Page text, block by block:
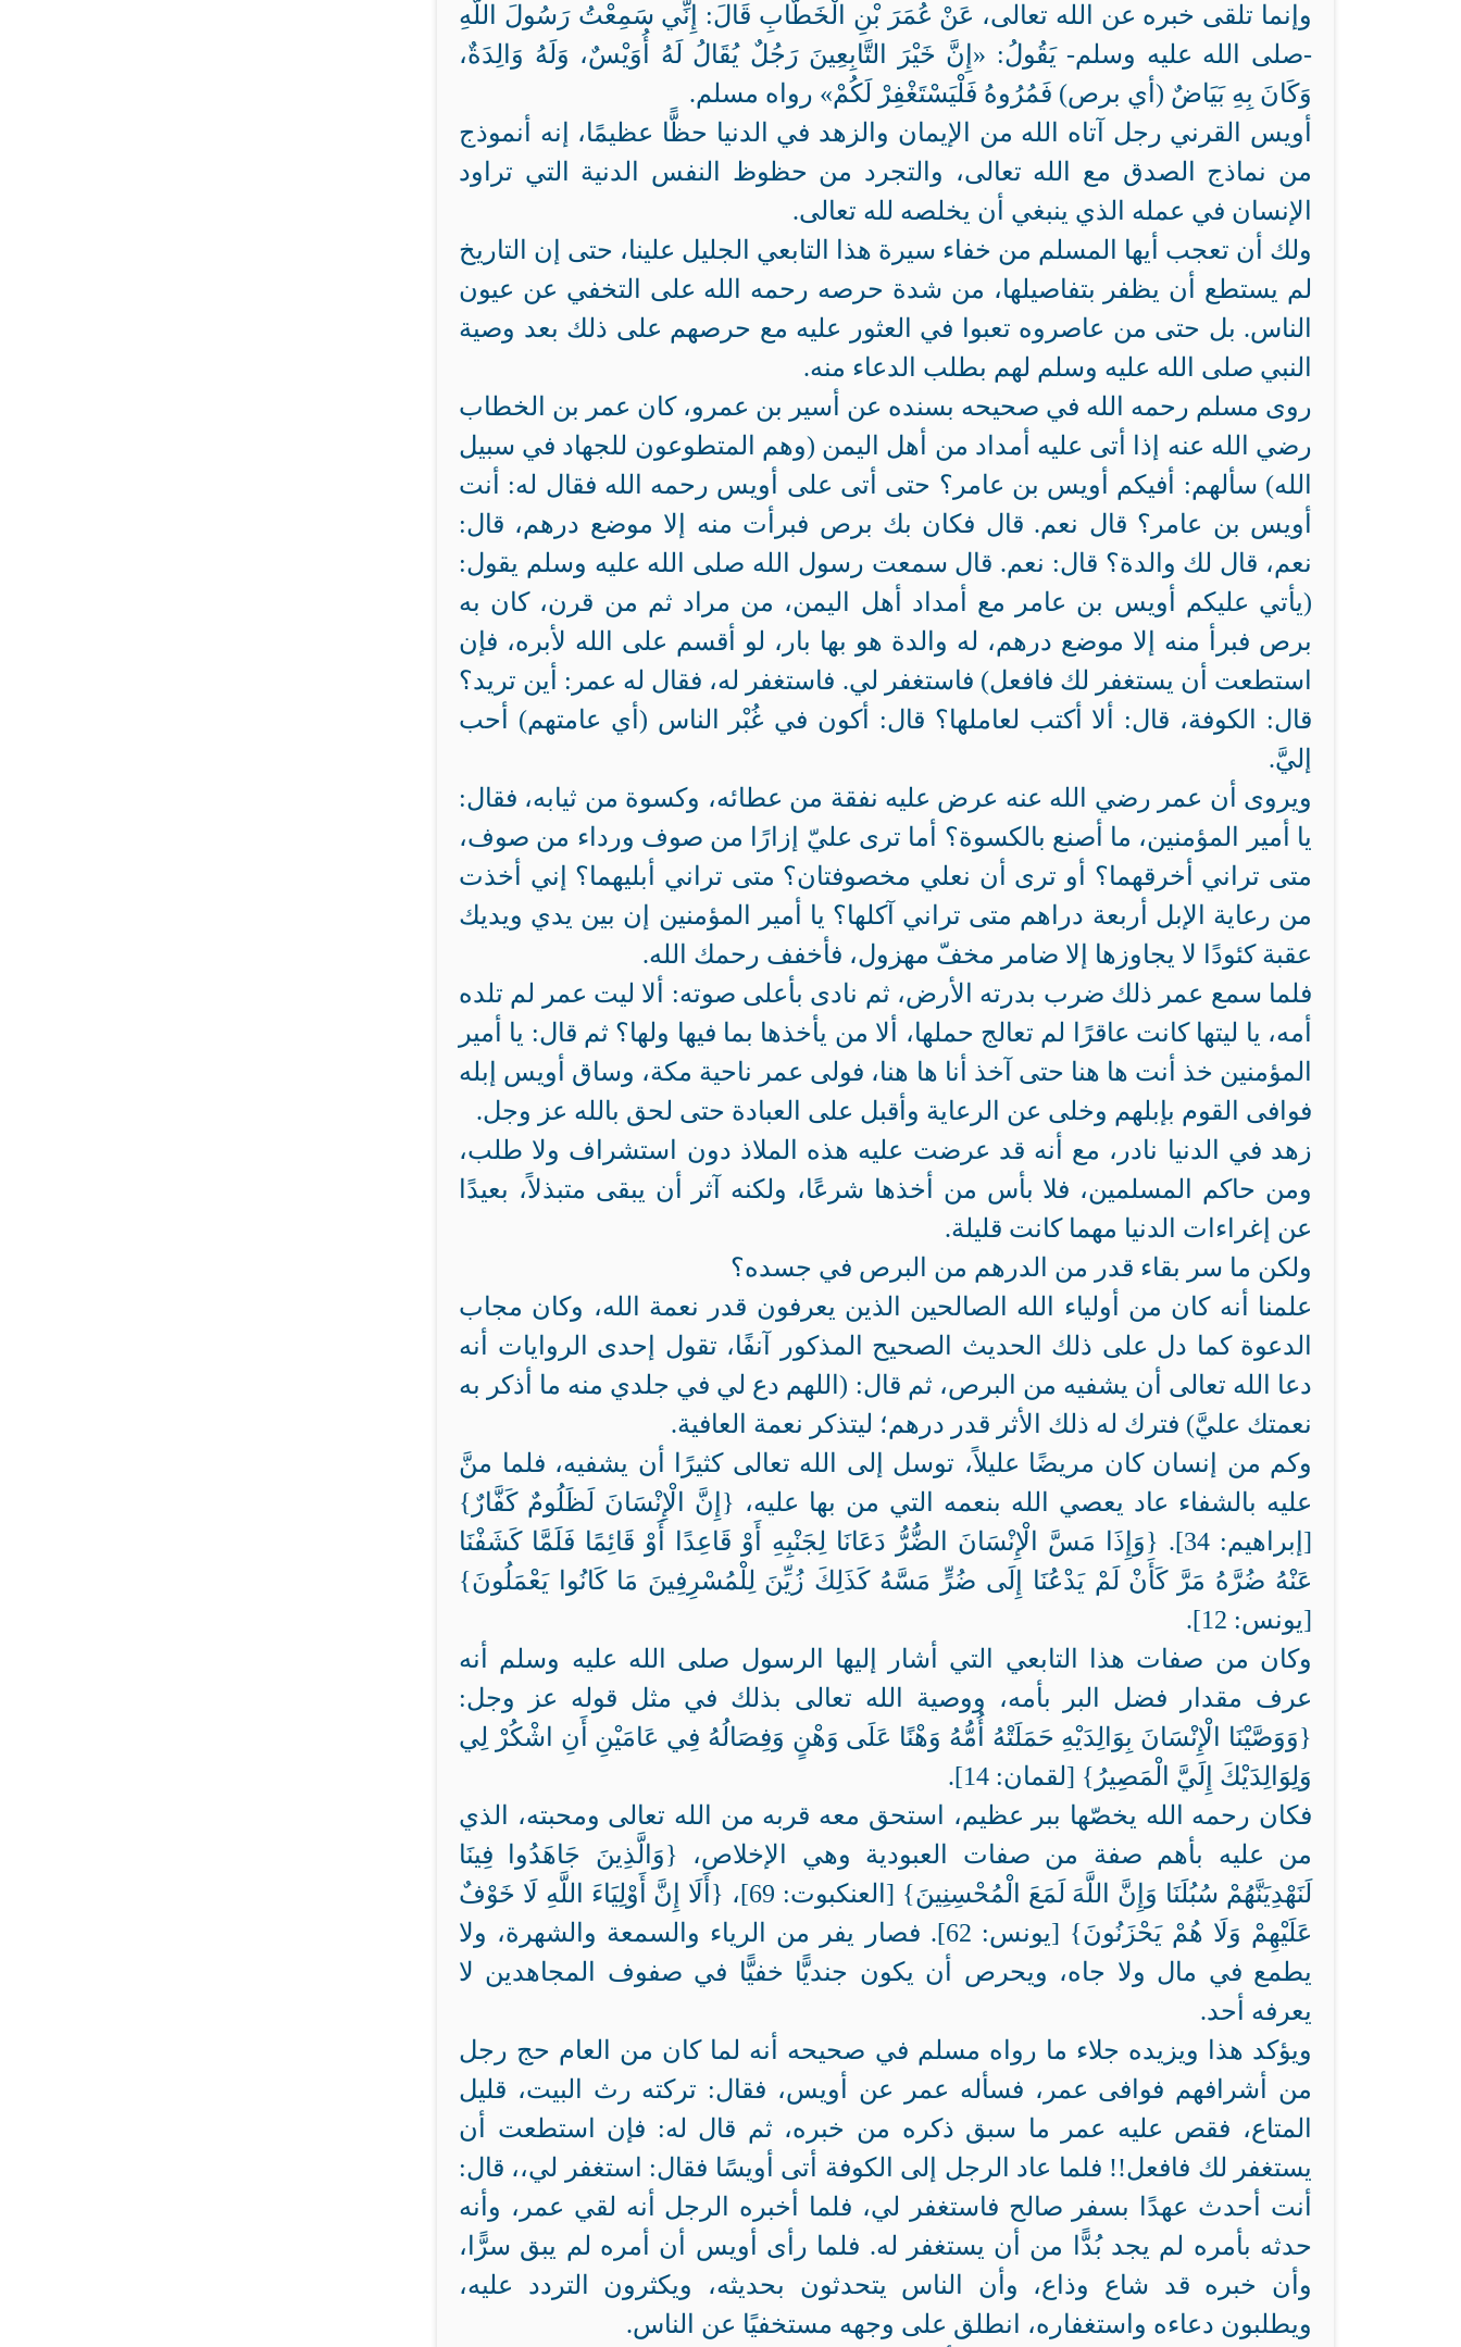
وإنما تلقى خبره عن الله تعالى، عَنْ عُمَرَ بْنِ الْخَطَّابِ قَالَ: إِنِّي سَمِعْتُ رَسُولَ اللَّهِ
-صلى الله عليه وسلم- يَقُولُ: «إِنَّ خَيْرَ التَّابِعِينَ رَجُلٌ يُقَالُ لَهُ أُوَيْسٌ، وَلَهُ وَالِدَةٌ،
وَكَانَ بِهِ بَيَاضٌ (أي برص) فَمُرُوهُ فَلْيَسْتَغْفِرْ لَكُمْ» رواه مسلم.
أويس القرني رجل آتاه الله من الإيمان والزهد في الدنيا حظًّا عظيمًا، إنه أنموذج
من نماذج الصدق مع الله تعالى، والتجرد من حظوظ النفس الدنية التي تراود
الإنسان في عمله الذي ينبغي أن يخلصه لله تعالى.
ولك أن تعجب أيها المسلم من خفاء سيرة هذا التابعي الجليل علينا، حتى إن التاريخ
لم يستطع أن يظفر بتفاصيلها، من شدة حرصه رحمه الله على التخفي عن عيون
الناس. بل حتى من عاصروه تعبوا في العثور عليه مع حرصهم على ذلك بعد وصية
النبي صلى الله عليه وسلم لهم بطلب الدعاء منه.
روى مسلم رحمه الله في صحيحه بسنده عن أسير بن عمرو، كان عمر بن الخطاب
رضي الله عنه إذا أتى عليه أمداد من أهل اليمن (وهم المتطوعون للجهاد في سبيل
الله) سألهم: أفيكم أويس بن عامر؟ حتى أتى على أويس رحمه الله فقال له: أنت
أويس بن عامر؟ قال نعم. قال فكان بك برص فبرأت منه إلا موضع درهم، قال:
نعم، قال لك والدة؟ قال: نعم. قال سمعت رسول الله صلى الله عليه وسلم يقول:
(يأتي عليكم أويس بن عامر مع أمداد أهل اليمن، من مراد ثم من قرن، كان به
برص فبرأ منه إلا موضع درهم، له والدة هو بها بار، لو أقسم على الله لأبره، فإن
استطعت أن يستغفر لك فافعل) فاستغفر لي. فاستغفر له، فقال له عمر: أين تريد؟
قال: الكوفة، قال: ألا أكتب لعاملها؟ قال: أكون في غُبْر الناس (أي عامتهم) أحب
إليَّ.
ويروى أن عمر رضي الله عنه عرض عليه نفقة من عطائه، وكسوة من ثيابه، فقال:
يا أمير المؤمنين، ما أصنع بالكسوة؟ أما ترى عليّ إزارًا من صوف ورداء من صوف،
متى تراني أخرقهما؟ أو ترى أن نعلي مخصوفتان؟ متى تراني أبليهما؟ إني أخذت
من رعاية الإبل أربعة دراهم متى تراني آكلها؟ يا أمير المؤمنين إن بين يدي ويديك
عقبة كئودًا لا يجاوزها إلا ضامر مخفّ مهزول، فأخفف رحمك الله.
فلما سمع عمر ذلك ضرب بدرته الأرض، ثم نادى بأعلى صوته: ألا ليت عمر لم تلده
أمه، يا ليتها كانت عاقرًا لم تعالج حملها، ألا من يأخذها بما فيها ولها؟ ثم قال: يا أمير
المؤمنين خذ أنت ها هنا حتى آخذ أنا ها هنا، فولى عمر ناحية مكة، وساق أويس إبله
فوافى القوم بإبلهم وخلى عن الرعاية وأقبل على العبادة حتى لحق بالله عز وجل.
زهد في الدنيا نادر، مع أنه قد عرضت عليه هذه الملاذ دون استشراف ولا طلب،
ومن حاكم المسلمين، فلا بأس من أخذها شرعًا، ولكنه آثر أن يبقى متبذلاً، بعيدًا
عن إغراءات الدنيا مهما كانت قليلة.
ولكن ما سر بقاء قدر من الدرهم من البرص في جسده؟
علمنا أنه كان من أولياء الله الصالحين الذين يعرفون قدر نعمة الله، وكان مجاب
الدعوة كما دل على ذلك الحديث الصحيح المذكور آنفًا، تقول إحدى الروايات أنه
دعا الله تعالى أن يشفيه من البرص، ثم قال: (اللهم دع لي في جلدي منه ما أذكر به
نعمتك عليَّ) فترك له ذلك الأثر قدر درهم؛ ليتذكر نعمة العافية.
وكم من إنسان كان مريضًا عليلاً، توسل إلى الله تعالى كثيرًا أن يشفيه، فلما منَّ
عليه بالشفاء عاد يعصي الله بنعمه التي من بها عليه، {إِنَّ الْإِنْسَانَ لَظَلُومٌ كَفَّارٌ}
[إبراهيم: 34]. {وَإِذَا مَسَّ الْإِنْسَانَ الضُّرُّ دَعَانَا لِجَنْبِهِ أَوْ قَاعِدًا أَوْ قَائِمًا فَلَمَّا كَشَفْنَا
عَنْهُ ضُرَّهُ مَرَّ كَأَنْ لَمْ يَدْعُنَا إِلَى ضُرٍّ مَسَّهُ كَذَلِكَ زُيِّنَ لِلْمُسْرِفِينَ مَا كَانُوا يَعْمَلُونَ}
[يونس: 12].
وكان من صفات هذا التابعي التي أشار إليها الرسول صلى الله عليه وسلم أنه
عرف مقدار فضل البر بأمه، ووصية الله تعالى بذلك في مثل قوله عز وجل:
{وَوَصَّيْنَا الْإِنْسَانَ بِوَالِدَيْهِ حَمَلَتْهُ أُمُّهُ وَهْنًا عَلَى وَهْنٍ وَفِصَالُهُ فِي عَامَيْنِ أَنِ اشْكُرْ لِي
وَلِوَالِدَيْكَ إِلَيَّ الْمَصِيرُ} [لقمان: 14].
فكان رحمه الله يخصّها ببر عظيم، استحق معه قربه من الله تعالى ومحبته، الذي
من عليه بأهم صفة من صفات العبودية وهي الإخلاص، {وَالَّذِينَ جَاهَدُوا فِينَا
لَنَهْدِيَنَّهُمْ سُبُلَنَا وَإِنَّ اللَّهَ لَمَعَ الْمُحْسِنِينَ} [العنكبوت: 69]، {أَلَا إِنَّ أَوْلِيَاءَ اللَّهِ لَا خَوْفٌ
عَلَيْهِمْ وَلَا هُمْ يَحْزَنُونَ} [يونس: 62]. فصار يفر من الرياء والسمعة والشهرة، ولا
يطمع في مال ولا جاه، ويحرص أن يكون جنديًّا خفيًّا في صفوف المجاهدين لا
يعرفه أحد.
ويؤكد هذا ويزيده جلاء ما رواه مسلم في صحيحه أنه لما كان من العام حج رجل
من أشرافهم فوافى عمر، فسأله عمر عن أويس، فقال: تركته رث البيت، قليل
المتاع، فقص عليه عمر ما سبق ذكره من خبره، ثم قال له: فإن استطعت أن
يستغفر لك فافعل!! فلما عاد الرجل إلى الكوفة أتى أويسًا فقال: استغفر لي،، قال:
أنت أحدث عهدًا بسفر صالح فاستغفر لي، فلما أخبره الرجل أنه لقي عمر، وأنه
حدثه بأمره لم يجد بُدًّا من أن يستغفر له. فلما رأى أويس أن أمره لم يبق سرًّا،
وأن خبره قد شاع وذاع، وأن الناس يتحدثون بحديثه، ويكثرون التردد عليه،
ويطلبون دعاءه واستغفاره، انطلق على وجهه مستخفيًا عن الناس.